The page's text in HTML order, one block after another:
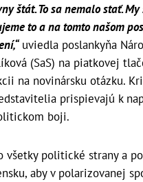
štát. To sa nemalo stať. My
to a na tomto našom
uviedla poslankyňa
(SaS) na piatkovej
na novinársku otázku.
prispievajú k
boji.
všetky politické strany a
aby v polarizovanej